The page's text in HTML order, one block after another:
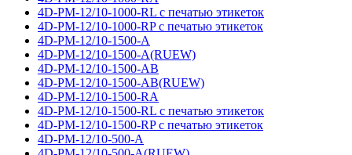
4D-PM-12/10-1000-RL с печатью этикеток
4D-PM-12/10-1000-RP с печатью этикеток
4D-PM-12/10-1500-A
4D-PM-12/10-1500-A(RUEW)
4D-PM-12/10-1500-AB
4D-PM-12/10-1500-AB(RUEW)
4D-PM-12/10-1500-RA
4D-PM-12/10-1500-RL с печатью этикеток
4D-PM-12/10-1500-RP с печатью этикеток
4D-PM-12/10-500-A